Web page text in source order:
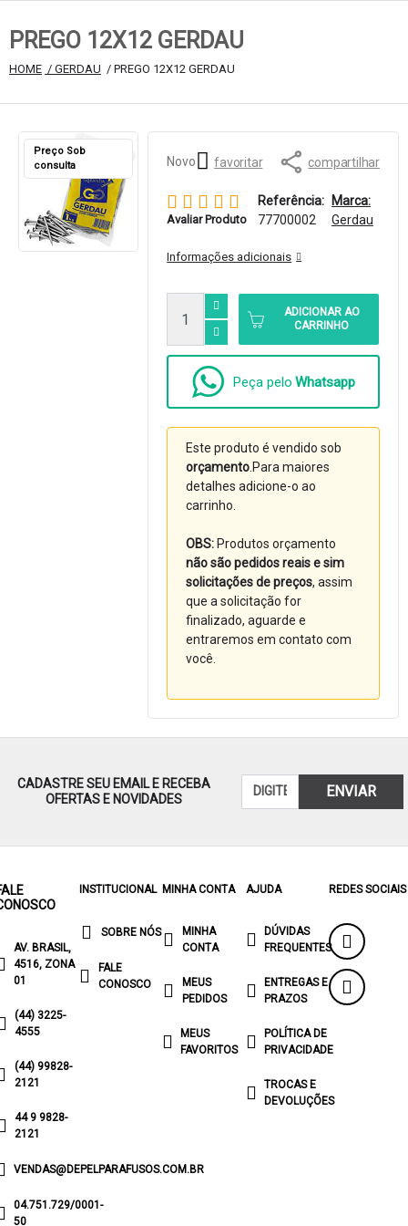
PREGO 12X12 GERDAU
HOME / GERDAU / PREGO 12X12 GERDAU
Preço Sob
consulta
Novo favoritar compartilhar
Avaliar Produto
Referência:
77700002
Marca:
Gerdau
Informações adicionais
ADICIONAR AO
CARRINHO
Peça pelo Whatsapp
Este produto é vendido sob
orçamento .Para maiores
detalhes adicione-o ao
carrinho.
OBS: Produtos orçamento
não são pedidos reais e sim
solicitações de preços, assim
que a solicitação for
finalizado, aguarde e
entraremos em contato com
você.
CADASTRE SEU EMAIL E RECEBA
OFERTAS E NOVIDADES
ENVIAR
AV. BRASIL,
4516, ZONA
01
(44) 3225-
4555
(44) 99828-
2121
44 9 9828-
2121
VENDAS@DEPELPARAFUSOS.COM.BR
04.751.729/0001-
50
INSTITUCIONAL
SOBRE NÓS
FALE
CONOSCO
MINHA CONTA
MINHA
CONTA
MEUS
PEDIDOS
MEUS
FAVORITOS
AJUDA
DÚVIDAS
FREQUENTES
ENTREGAS E
PRAZOS
POLÍTICA DE
PRIVACIDADE
TROCAS E
DEVOLUÇÕES
REDES SOCIAIS